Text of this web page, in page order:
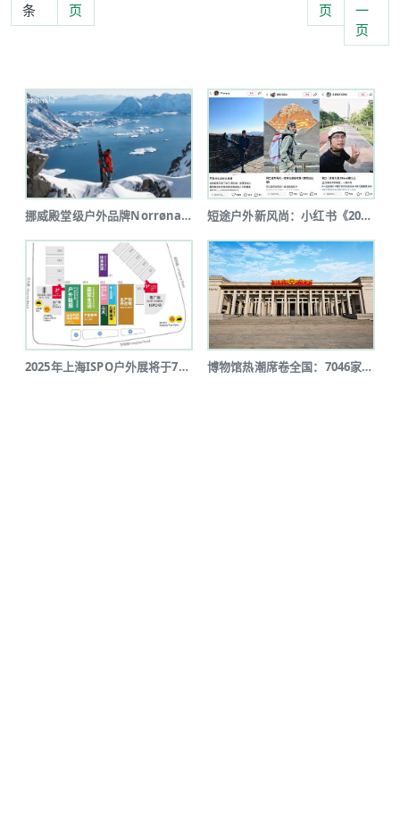
条
页
页
一
页
挪威殿堂级户外品牌Norrøna北京... 短途户外新风尚：小红书《2025上半...
2025年上海ISPO户外展将于7月... 博物馆热潮席卷全国：7046家博物馆...